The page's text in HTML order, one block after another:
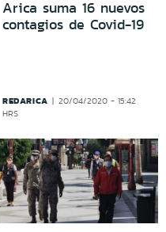
Arica suma 16 nuevos
contagios de Covid-19
REDARICA
20/04/2020 - 15:42
HRS